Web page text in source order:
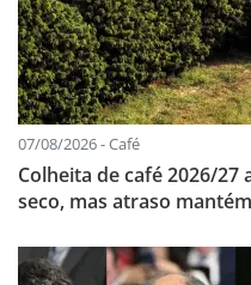
07/08/2026 - Café
Colheita de café 2026/27
seco, mas atraso